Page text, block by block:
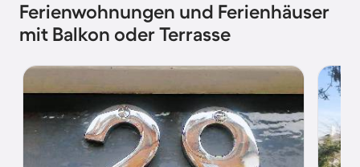
Ferienwohnungen und Ferienhäuser
mit Balkon oder Terrasse